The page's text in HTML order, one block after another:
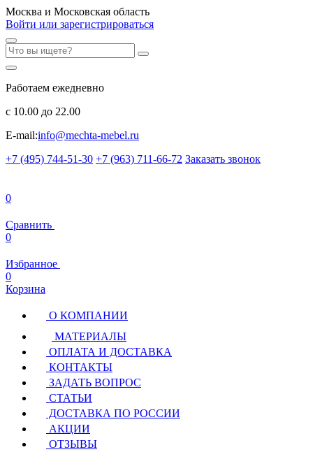
Москва и Московская область
Войти или зарегистрироваться
Работаем ежедневно
с 10.00 до 22.00
E-mail:info@mechta-mebel.ru
+7 (495) 744-51-30 +7 (963) 711-66-72 Заказать звонок
0
Сравнить
0
Избранное
0
Корзина
О КОМПАНИИ
МАТЕРИАЛЫ
ОПЛАТА И ДОСТАВКА
КОНТАКТЫ
ЗАДАТЬ ВОПРОС
СТАТЬИ
ДОСТАВКА ПО РОССИИ
АКЦИИ
ОТЗЫВЫ